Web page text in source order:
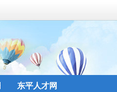
东平人才网